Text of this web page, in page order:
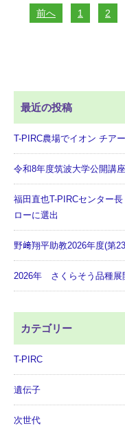
前へ 1 2
最近の投稿
T-PIRC農場でイオン チア
令和8年度筑波大学公開講
福田直也T-PIRCセンター
ローに選出
野﨑翔平助教2026年度(第
2026年 さくらそう品種展
カテゴリー
T-PIRC
遺伝子
次世代